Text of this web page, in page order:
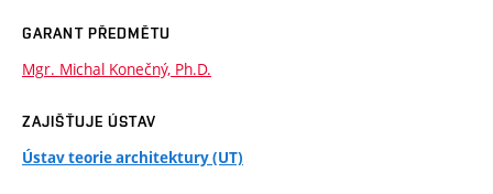
GARANT PŘEDMĚTU
Mgr. Michal Konečný, Ph.D.
ZAJIŠŤUJE ÚSTAV
Ústav teorie architektury (UT)